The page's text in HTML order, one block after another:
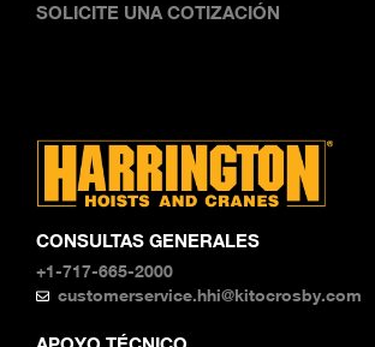
CONSULTAS GENERALES
+1-717-665-2000
customerservice.hhi@kitocrosby.com
SOLICITE UNA COTIZACIÓN